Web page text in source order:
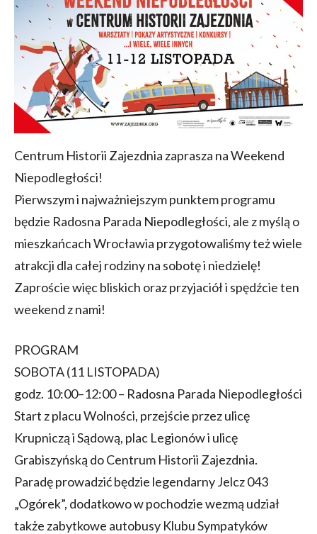
Centrum Historii Zajezdnia zaprasza na Weekend
Niepodległości!
Pierwszym i najważniejszym punktem programu
będzie Radosna Parada Niepodległości, ale z myślą o
mieszkańcach Wrocławia przygotowaliśmy też wiele
atrakcji dla całej rodziny na sobotę i niedzielę!
Zaproście więc bliskich oraz przyjaciół i spędźcie ten
weekend z nami!
PROGRAM
SOBOTA (11 LISTOPADA)
godz. 10:00–12:00 – Radosna Parada Niepodległości
Start z placu Wolności, przejście przez ulicę
Krupniczą i Sądową, plac Legionów i ulicę
Grabiszyńską do Centrum Historii Zajezdnia.
Paradę prowadzić będzie legendarny Jelcz 043
„Ogórek”, dodatkowo w pochodzie wezmą udział
także zabytkowe autobusy Klubu Sympatyków